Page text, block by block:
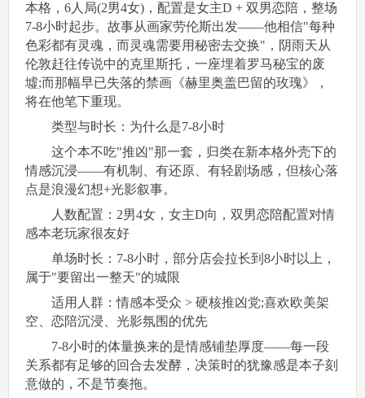
本格，6人局(2男4女)，配置是女主D + 双男恋陪，整场
7-8小时起步。故事从画家劳伦斯出发——他相信"每种
色彩都有灵魂，而灵魂需要用秘密去交换"，阴雨天从
伦敦赶往传说中的克里斯托，一座埋着罗马秘宝的废
墟;而那幅早已失落的禁画《赫里奥盖巴留的玫瑰》，
将在他笔下重现。
类型与时长：为什么是7-8小时
这个本不吃"推凶"那一套，归类在新本格外壳下的
情感沉浸——有机制、有还原、有轻剧场感，但核心落
点是浪漫幻想+光影叙事。
人数配置：2男4女，女主D向，双男恋陪配置对情
感本老玩家很友好
单场时长：7-8小时，部分店会拉长到8小时以上，
属于"要留出一整天"的城限
适用人群：情感本受众 > 硬核推凶党;喜欢欧美架
空、恋陪沉浸、光影氛围的优先
7-8小时的体量换来的是情感铺垫厚度——每一段
关系都有足够的回合去发酵，决策时的犹豫感是本子刻
意做的，不是节奏拖。